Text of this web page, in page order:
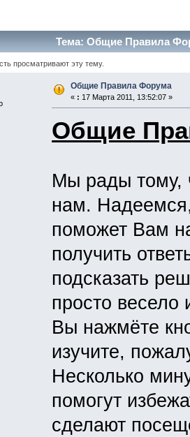
Тема: Общие Правила
просматривают эту тему.
Общие Правила Форума
« : 17 Марта 2011, 13:52:07 »
Общие
Мы рады тому,
нам.
поможет Вам
получить
подсказать
просто весело
Вы нажмёте
изучите,
Несколько
помогут
сделают